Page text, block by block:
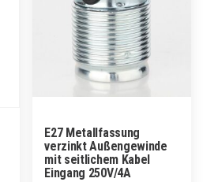
E27 Metallfassung
verzinkt Außengewinde
mit seitlichem Kabel
Eingang 250V/4A